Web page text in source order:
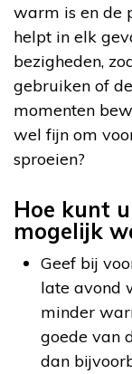
warm is en de
helpt in elk
bezigheden,
gebruiken of
momenten
wel fijn om
sproeien?
Hoe kunt
mogelijk
Geef bij
late avond
minder
goede van
dan